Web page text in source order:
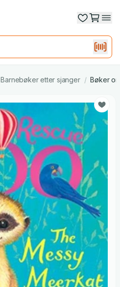
Barnebøker etter sjanger / Bøker